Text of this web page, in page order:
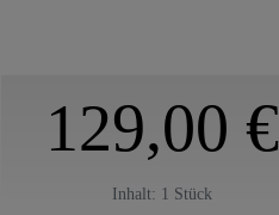
129,00 €
Inhalt: 1 Stück